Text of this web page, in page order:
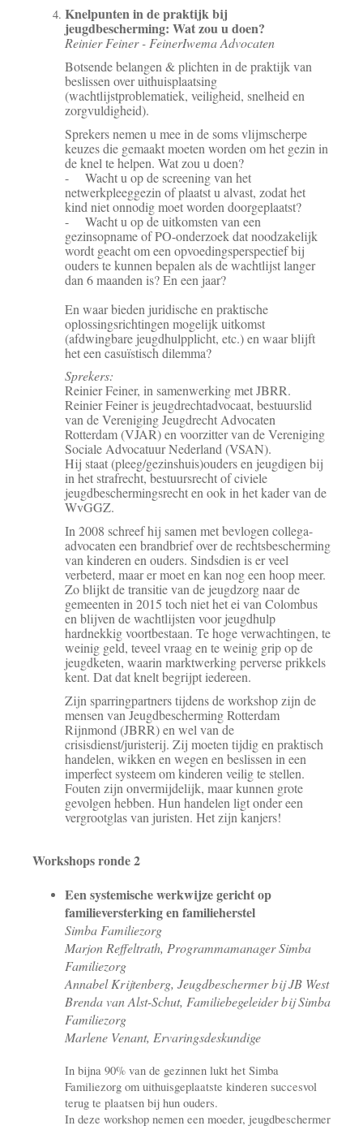
Knelpunten in de praktijk bij
jeugdbescherming: Wat zou u doen?
Reinier Feiner - FeinerIwema Advocaten
Botsende belangen & plichten in de praktijk van
beslissen over uithuisplaatsing
(wachtlijstproblematiek, veiligheid, snelheid en
zorgvuldigheid).
Sprekers nemen u mee in de soms vlijmscherpe
keuzes die gemaakt moeten worden om het gezin in
de knel te helpen. Wat zou u doen?
- Wacht u op de screening van het
netwerkpleeggezin of plaatst u alvast, zodat het
kind niet onnodig moet worden doorgeplaatst?
- Wacht u op de uitkomsten van een
gezinsopname of PO-onderzoek dat noodzakelijk
wordt geacht om een opvoedingsperspectief bij
ouders te kunnen bepalen als de wachtlijst langer
dan 6 maanden is? En een jaar?
En waar bieden juridische en praktische
oplossingsrichtingen mogelijk uitkomst
(afdwingbare jeugdhulpplicht, etc.) en waar blijft
het een casuïstisch dilemma?
Sprekers:
Reinier Feiner, in samenwerking met JBRR.
Reinier Feiner is jeugdrechtadvocaat, bestuurslid
van de Vereniging Jeugdrecht Advocaten
Rotterdam (VJAR) en voorzitter van de Vereniging
Sociale Advocatuur Nederland (VSAN).
Hij staat (pleeg/gezinshuis)ouders en jeugdigen bij
in het strafrecht, bestuursrecht of civiele
jeugdbeschermingsrecht en ook in het kader van de
WvGGZ.
In 2008 schreef hij samen met bevlogen collega-
advocaten een brandbrief over de rechtsbescherming
van kinderen en ouders. Sindsdien is er veel
verbeterd, maar er moet en kan nog een hoop meer.
Zo blijkt de transitie van de jeugdzorg naar de
gemeenten in 2015 toch niet het ei van Colombus
en blijven de wachtlijsten voor jeugdhulp
hardnekkig voortbestaan. Te hoge verwachtingen, te
weinig geld, teveel vraag en te weinig grip op de
jeugdketen, waarin marktwerking perverse prikkels
kent. Dat dat knelt begrijpt iedereen.
Zijn sparringpartners tijdens de workshop zijn de
mensen van Jeugdbescherming Rotterdam
Rijnmond (JBRR) en wel van de
crisisdienst/juristerij. Zij moeten tijdig en praktisch
handelen, wikken en wegen en beslissen in een
imperfect systeem om kinderen veilig te stellen.
Fouten zijn onvermijdelijk, maar kunnen grote
gevolgen hebben. Hun handelen ligt onder een
vergrootglas van juristen. Het zijn kanjers!
Workshops ronde 2
Een systemische werkwijze gericht op
familieversterking en familieherstel
Simba Familiezorg
Marjon Reffeltrath, Programmamanager Simba
Familiezorg
Annabel Krijtenberg, Jeugdbeschermer bij JB West
Brenda van Alst-Schut, Familiebegeleider bij Simba
Familiezorg
Marlene Venant, Ervaringsdeskundige
In bijna 90% van de gezinnen lukt het Simba
Familiezorg om uithuisgeplaatste kinderen succesvol
terug te plaatsen bij hun ouders.
In deze workshop nemen een moeder, jeugdbeschermer